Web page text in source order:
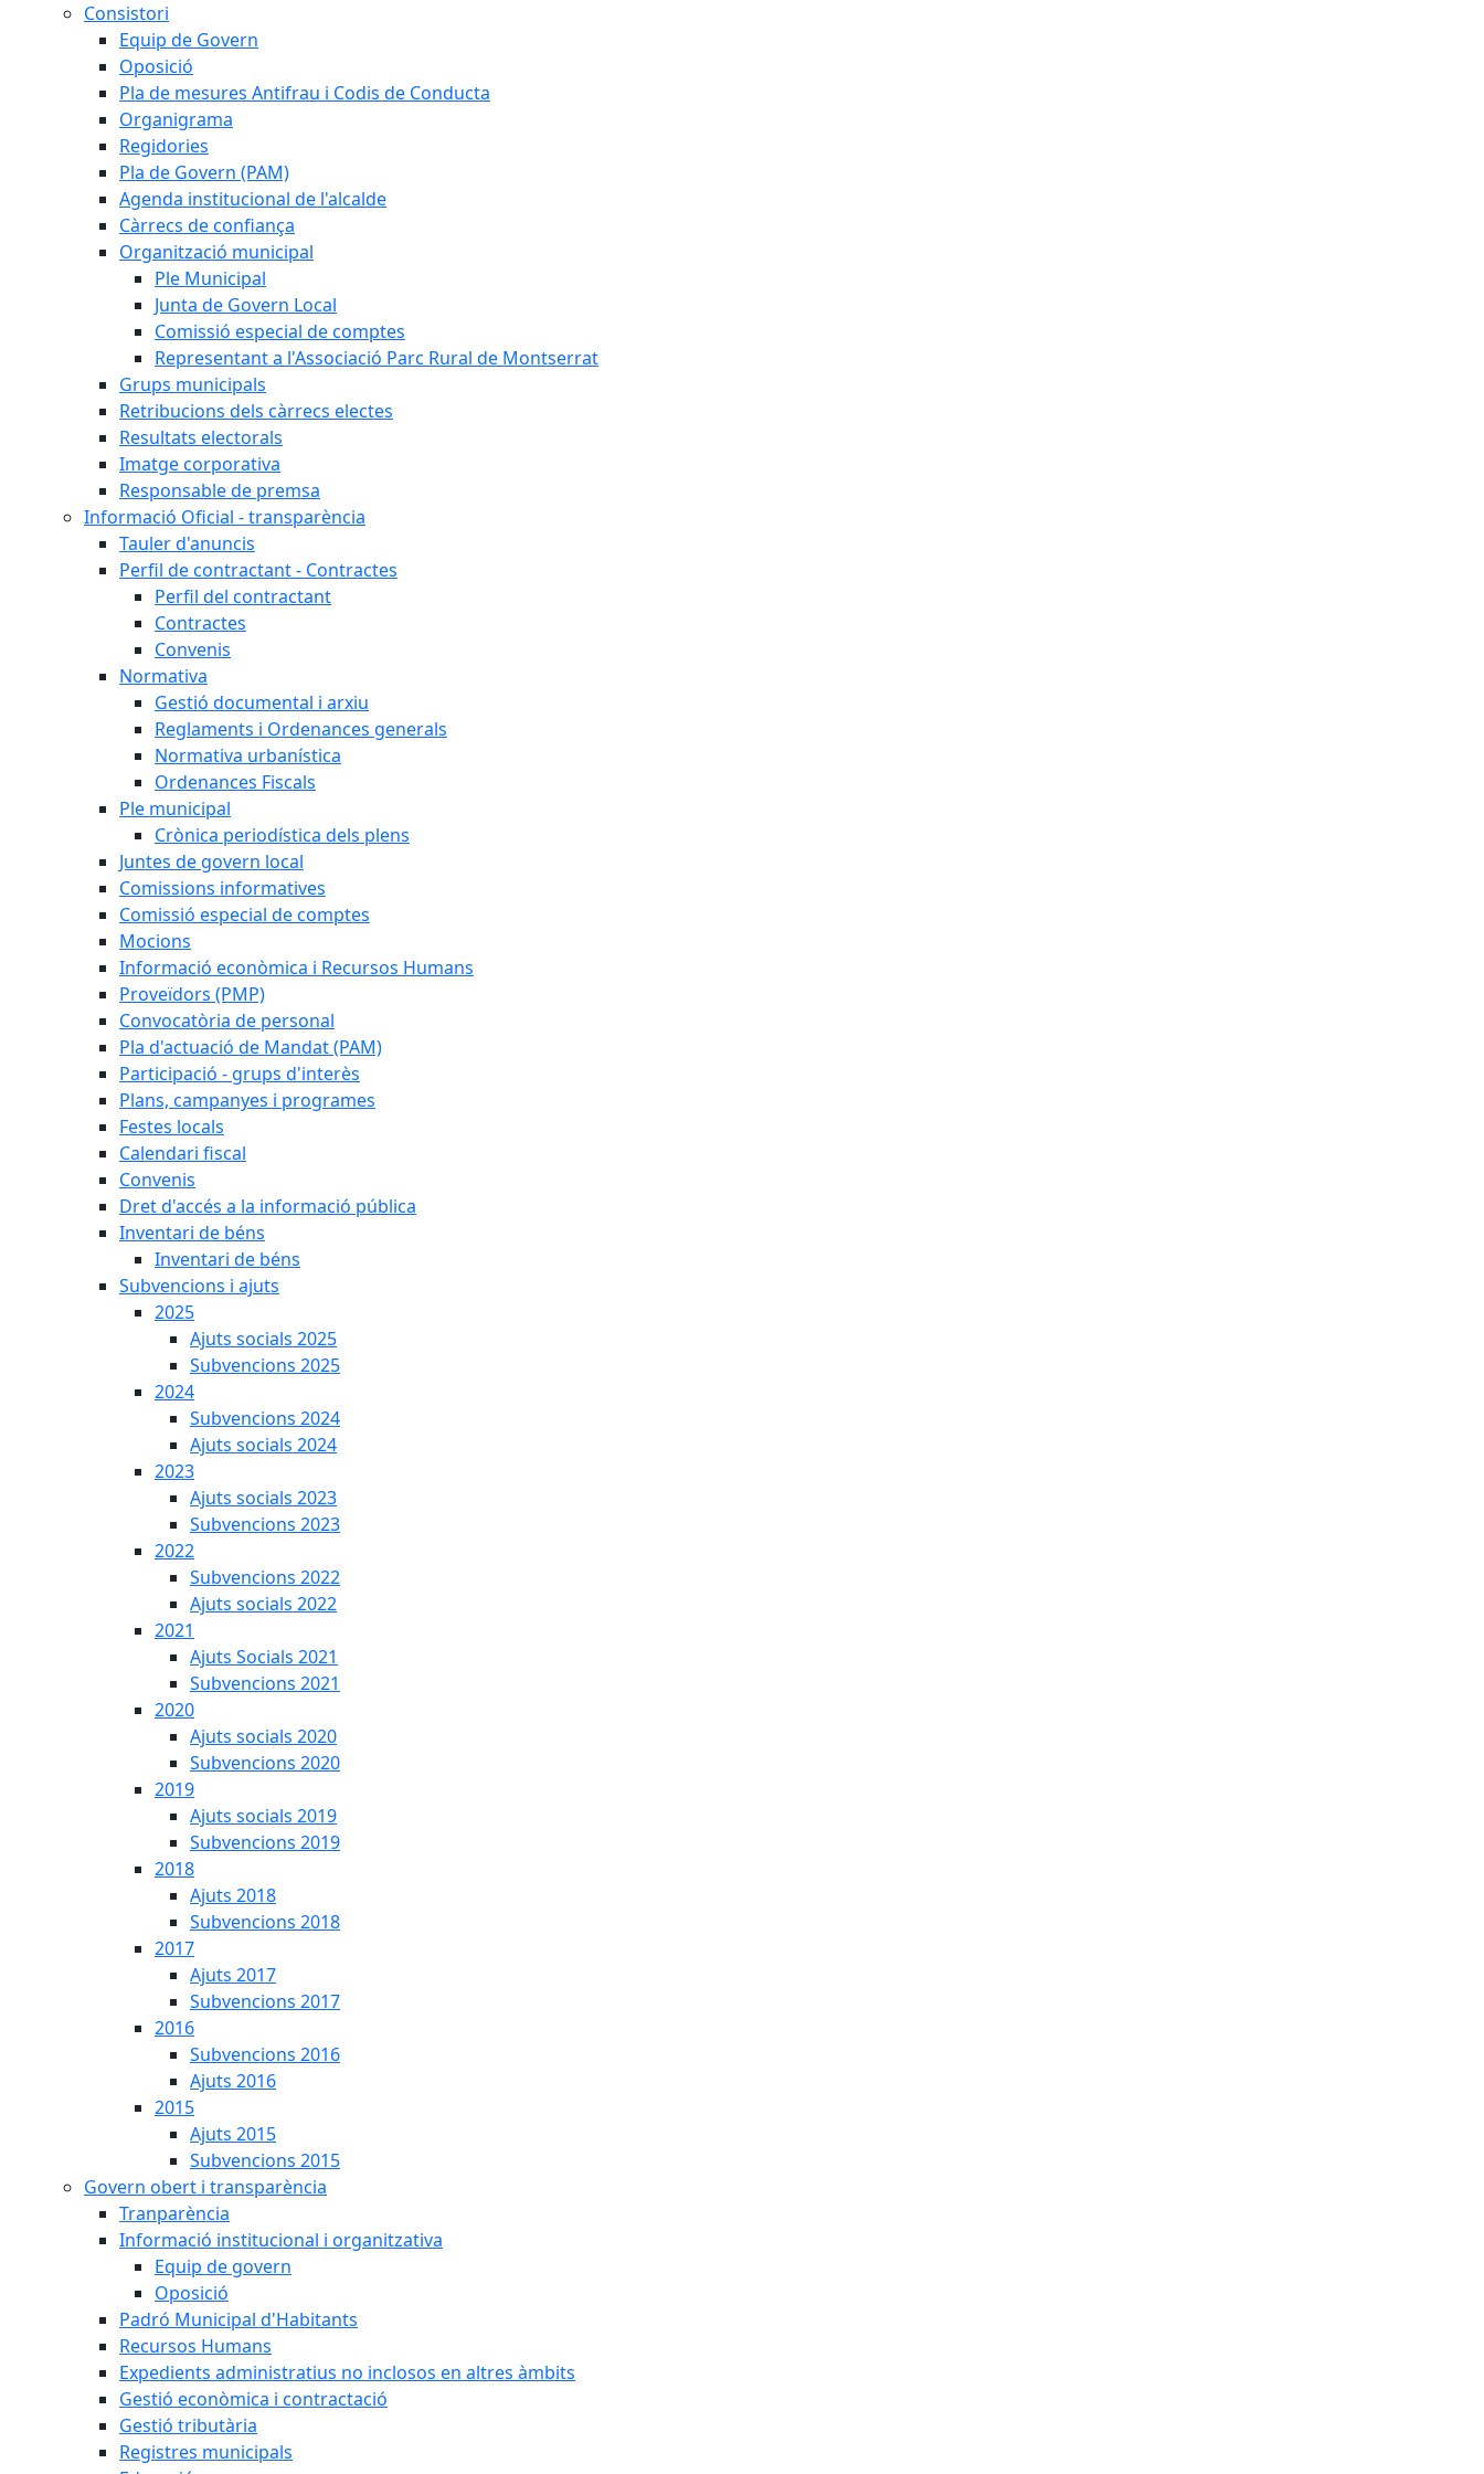
Consistori
Equip de Govern
Oposició
Pla de mesures Antifrau i Codis de Conducta
Organigrama
Regidories
Pla de Govern (PAM)
Agenda institucional de l'alcalde
Càrrecs de confiança
Organització municipal
Ple Municipal
Junta de Govern Local
Comissió especial de comptes
Representant a l'Associació Parc Rural de Montserrat
Grups municipals
Retribucions dels càrrecs electes
Resultats electorals
Imatge corporativa
Responsable de premsa
Informació Oficial - transparència
Tauler d'anuncis
Perfil de contractant - Contractes
Perfil del contractant
Contractes
Convenis
Normativa
Gestió documental i arxiu
Reglaments i Ordenances generals
Normativa urbanística
Ordenances Fiscals
Ple municipal
Crònica periodística dels plens
Juntes de govern local
Comissions informatives
Comissió especial de comptes
Mocions
Informació econòmica i Recursos Humans
Proveïdors (PMP)
Convocatòria de personal
Pla d'actuació de Mandat (PAM)
Participació - grups d'interès
Plans, campanyes i programes
Festes locals
Calendari fiscal
Convenis
Dret d'accés a la informació pública
Inventari de béns
Inventari de béns
Subvencions i ajuts
2025
Ajuts socials 2025
Subvencions 2025
2024
Subvencions 2024
Ajuts socials 2024
2023
Ajuts socials 2023
Subvencions 2023
2022
Subvencions 2022
Ajuts socials 2022
2021
Ajuts Socials 2021
Subvencions 2021
2020
Ajuts socials 2020
Subvencions 2020
2019
Ajuts socials 2019
Subvencions 2019
2018
Ajuts 2018
Subvencions 2018
2017
Ajuts 2017
Subvencions 2017
2016
Subvencions 2016
Ajuts 2016
2015
Ajuts 2015
Subvencions 2015
Govern obert i transparència
Tranparència
Informació institucional i organitzativa
Equip de govern
Oposició
Padró Municipal d'Habitants
Recursos Humans
Expedients administratius no inclosos en altres àmbits
Gestió econòmica i contractació
Gestió tributària
Registres municipals